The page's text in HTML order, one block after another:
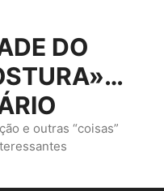
DO
e outras “coisas”